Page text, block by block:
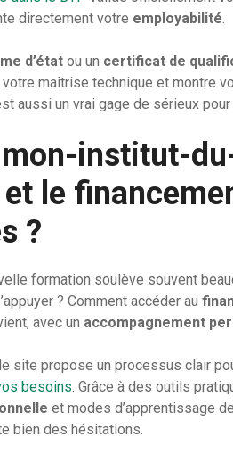
directement votre employabilité
d’état ou un certificat de
maîtrise technique et montre
aussi un vrai gage de sérieux
institut-
le
?
formation soulève souvent
? Comment accéder au
avec un accompagnement
site propose un processus clair
besoins . Grâce à des outils
et modes d’apprentissage
bien des hésitations.